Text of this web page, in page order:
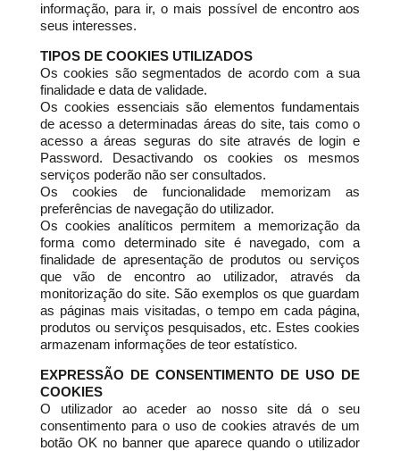
informação, para ir, o mais possível de encontro aos
seus interesses.
TIPOS DE COOKIES UTILIZADOS
Os cookies são segmentados de acordo com a sua
finalidade e data de validade.
Os cookies essenciais são elementos fundamentais
de acesso a determinadas áreas do site, tais como o
acesso a áreas seguras do site através de login e
Password. Desactivando os cookies os mesmos
serviços poderão não ser consultados.
Os cookies de funcionalidade memorizam as
preferências de navegação do utilizador.
Os cookies analíticos permitem a memorização da
forma como determinado site é navegado, com a
finalidade de apresentação de produtos ou serviços
que vão de encontro ao utilizador, através da
monitorização do site. São exemplos os que guardam
as páginas mais visitadas, o tempo em cada página,
produtos ou serviços pesquisados, etc. Estes cookies
armazenam informações de teor estatístico.
EXPRESSÃO DE CONSENTIMENTO DE USO DE
COOKIES
O utilizador ao aceder ao nosso site dá o seu
consentimento para o uso de cookies através de um
botão OK no banner que aparece quando o utilizador